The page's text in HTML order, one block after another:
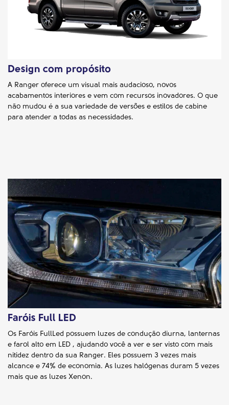
Design com propósito
A Ranger oferece um visual mais audacioso, novos
acabamentos interiores e vem com recursos inovadores. O que
não mudou é a sua variedade de versões e estilos de cabine
para atender a todas as necessidades.
Faróis Full LED
Os Faróis FullLed possuem luzes de condução diurna, lanternas
e farol alto em LED , ajudando você a ver e ser visto com mais
nitidez dentro da sua Ranger. Eles possuem 3 vezes mais
alcance e 74% de economia. As luzes halógenas duram 5 vezes
mais que as luzes Xenon.